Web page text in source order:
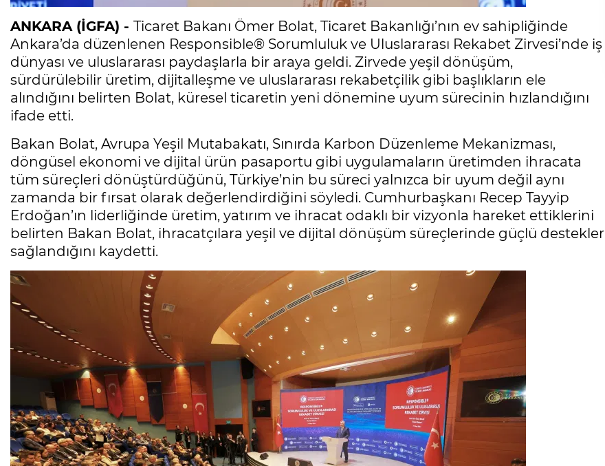
ANKARA (İGFA) - Ticaret Bakanı Ömer Bolat, Ticaret Bakanlığı’nın ev sahipliğinde
Ankara’da düzenlenen Responsible® Sorumluluk ve Uluslararası Rekabet Zirvesi’nde iş
dünyası ve uluslararası paydaşlarla bir araya geldi. Zirvede yeşil dönüşüm,
sürdürülebilir üretim, dijitalleşme ve uluslararası rekabetçilik gibi başlıkların ele
alındığını belirten Bolat, küresel ticaretin yeni dönemine uyum sürecinin hızlandığını
ifade etti.
Bakan Bolat, Avrupa Yeşil Mutabakatı, Sınırda Karbon Düzenleme Mekanizması,
döngüsel ekonomi ve dijital ürün pasaportu gibi uygulamaların üretimden ihracata
tüm süreçleri dönüştürdüğünü, Türkiye’nin bu süreci yalnızca bir uyum değil aynı
zamanda bir fırsat olarak değerlendirdiğini söyledi. Cumhurbaşkanı Recep Tayyip
Erdoğan’ın liderliğinde üretim, yatırım ve ihracat odaklı bir vizyonla hareket ettiklerini
belirten Bakan Bolat, ihracatçılara yeşil ve dijital dönüşüm süreçlerinde güçlü destekler
sağlandığını kaydetti.